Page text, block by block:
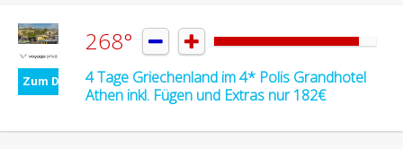
Zum Deal
268°  
4 Tage Griechenland im 4* Polis Grandhotel
Athen inkl. Fügen und Extras nur 182€